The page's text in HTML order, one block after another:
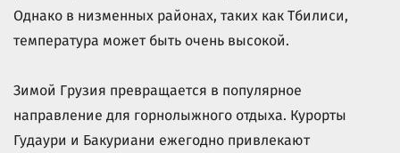
Однако в низменных районах, таких как Тбилиси,
температура может быть очень высокой.
Зимой Грузия превращается в популярное
направление для горнолыжного отдыха. Курорты
Гудаури и Бакуриани ежегодно привлекают